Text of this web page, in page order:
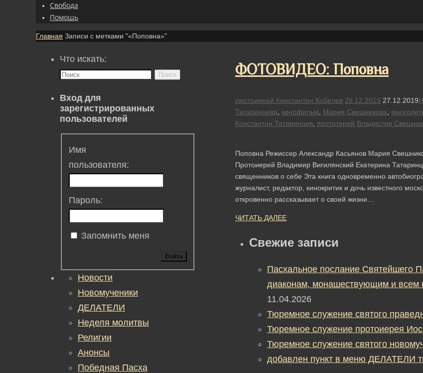
Свобода
Помощь
Главная Записи с метками "«Поповна»"
ФОТОВИДЕО: Поповна
протоиерей Константин Кобелев 26.12.2019 27.12.2019
Татаринцева
кинофильм Мария Свешникова
Константин Татаринцев прототерей Владислав
Поповна Режиссер Александр Касьянов Мария
Протоиерей Владимир Вигилянский Екатерина
священников о себе Эта книга одновременно
журналист, редактор, кинокритик и дочь известного
откровенно рассказывает о своей жизни…
ЧИТАТЬ ДАЛЕЕ
Свежие записи
Пасхальное послание Святейшего
диаконам, монашествующим и всем
11.04.2026
Тюремное служение святого
Тюремное служение протоиерея
Тюремное служение святого
добавлен пункт в меню ДЕЛАТЕЛИ
Что искать:
Поиск
Вход для
зарегистрированных
пользователей
Имя
пользователя:
Пароль:
Запомнить меня
Войти
Новости
Новомученики
ДЕЛАТЕЛИ
Неделя молитвы
Религии
Анонсы
Победная Пасха